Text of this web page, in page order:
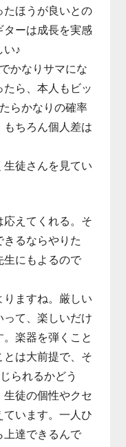
たほうが良いとの
ターは成長を実感
い♪
かなりサマにな
たら、本人もビッ
らかなりの確率
もちろん個人差は
生徒さんを見てい
えてくれる。そ
きるならやりた
生にもよるので
りますね。厳しい
って、楽しいだけ
楽器を弾くこと
とは大前提で、そ
られるかどう
徒の個性やクセ
ています。一人ひ
上達できるんで